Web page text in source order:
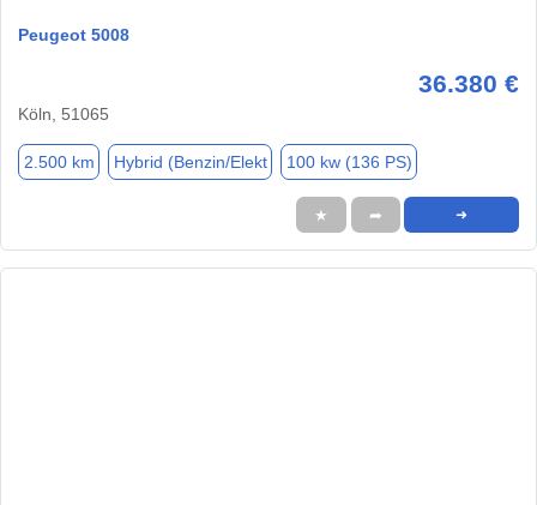
Peugeot 5008
36.380 €
Köln, 51065
2.500 km Hybrid (Benzin/Elekt 100 kw (136 PS)
★ ➦ ➜